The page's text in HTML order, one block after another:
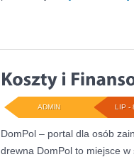
LIP -
ADMIN
DomPol – portal dla osób
drewna DomPol to miejsce